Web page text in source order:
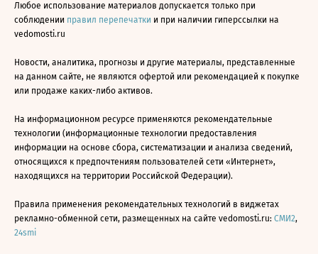
Любое использование материалов допускается только при
соблюдении правил перепечатки и при наличии гиперссылки на
vedomosti.ru
Новости, аналитика, прогнозы и другие материалы, представленные
на данном сайте, не являются офертой или рекомендацией к покупке
или продаже каких-либо активов.
На информационном ресурсе применяются рекомендательные
технологии (информационные технологии предоставления
информации на основе сбора, систематизации и анализа сведений,
относящихся к предпочтениям пользователей сети «Интернет»,
находящихся на территории Российской Федерации).
Правила применения рекомендательных технологий в виджетах
рекламно-обменной сети, размещенных на сайте vedomosti.ru: СМИ2,
24smi